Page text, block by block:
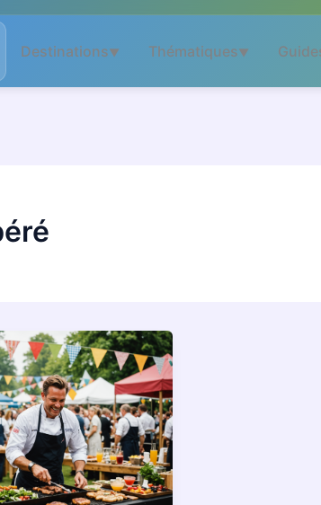
Destinations▼ Thématiques▼